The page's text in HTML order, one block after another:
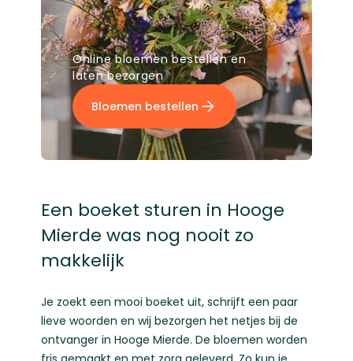
Online bloemen bestellen en
laten bezorgen
Bloemen bestellen
Een boeket sturen in Hooge
Mierde was nog nooit zo
makkelijk
Je zoekt een mooi boeket uit, schrijft een paar
lieve woorden en wij bezorgen het netjes bij de
ontvanger in Hooge Mierde. De bloemen worden